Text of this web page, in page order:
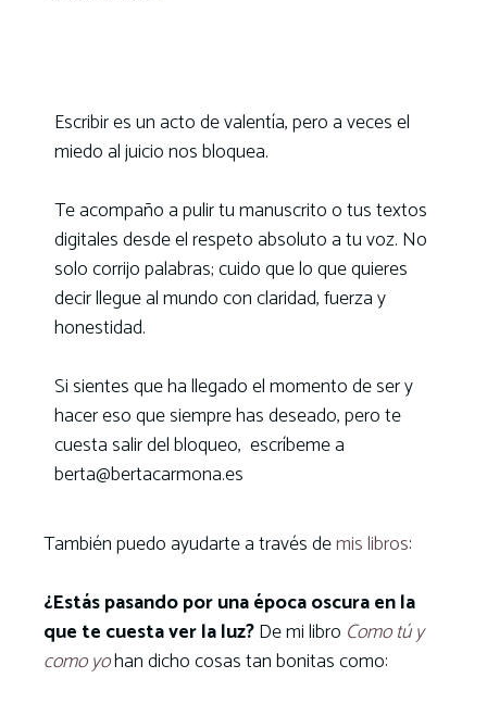
Escribir es un acto de valentía, pero a veces el
miedo al juicio nos bloquea.
Te acompaño a pulir tu manuscrito o tus textos
digitales desde el respeto absoluto a tu voz. No
solo corrijo palabras; cuido que lo que quieres
decir llegue al mundo con claridad, fuerza y
honestidad.
Si sientes que ha llegado el momento de ser y
hacer eso que siempre has deseado, pero te
cuesta salir del bloqueo, escríbeme a
berta@bertacarmona.es
También puedo ayudarte a través demis libros:
¿Estás pasando por una época oscura en la
que te cuesta ver la luz?De mi libro Como tú y
como yohan dicho cosas tan bonitas como: